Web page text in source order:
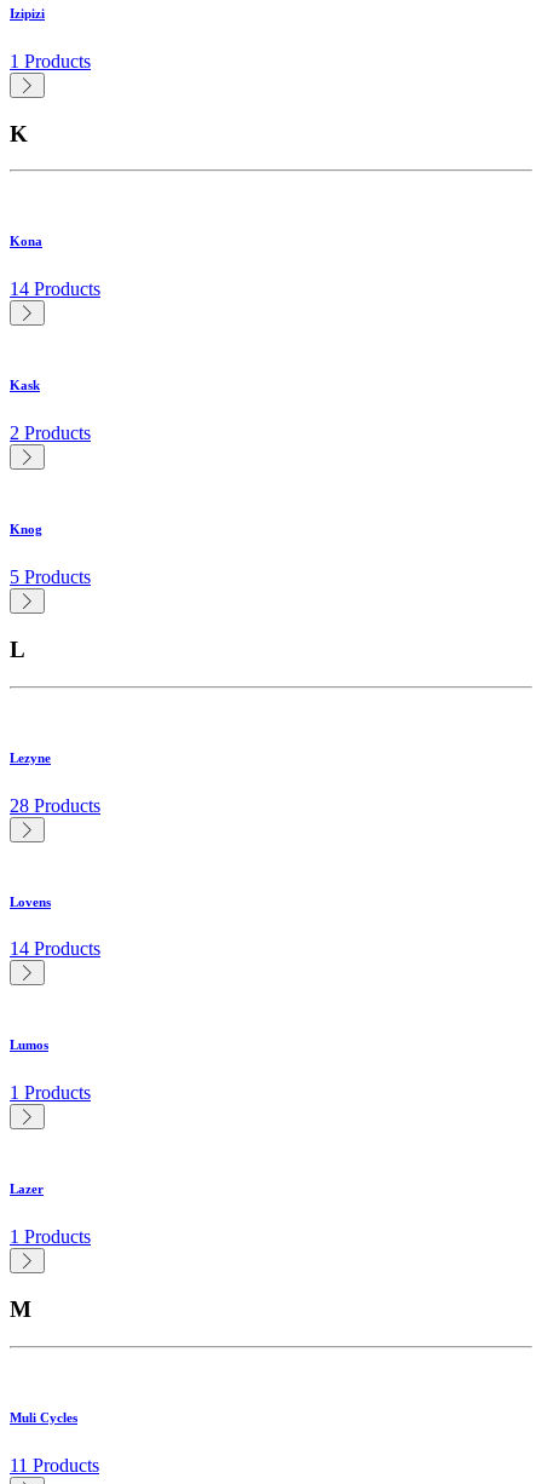
Izipizi
1 Products
K
Kona
14 Products
Kask
2 Products
Knog
5 Products
L
Lezyne
28 Products
Lovens
14 Products
Lumos
1 Products
Lazer
1 Products
M
Muli Cycles
11 Products